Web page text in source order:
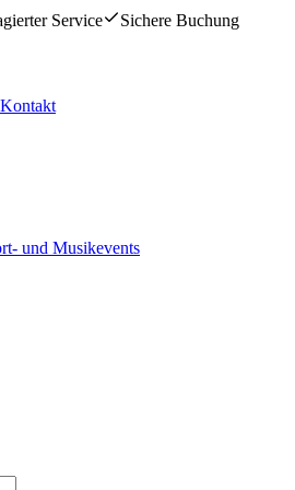
Service
Sichere Buchung
Kontakt
und Musikevents